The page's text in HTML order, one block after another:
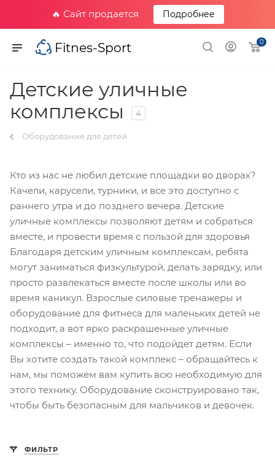
🔥 Сайт продается Подробнее
Fitnes-Sport 0
Детские уличные
комплексы
4
Оборудование для детей
Кто из нас не любил детские площадки во дворах?
Качели, карусели, турники, и все это доступно с
раннего утра и до позднего вечера. Детские
уличные комплексы позволяют детям и собраться
вместе, и провести время с пользой для здоровья
Благодаря детским уличным комплексам, ребята
могут заниматься физкультурой, делать зарядку, или
просто развлекаться вместе после школы или во
время каникул. Взрослые силовые тренажеры и
оборудование для фитнеса для маленьких детей не
подходит, а вот ярко раскрашенные уличные
комплексы – именно то, что подойдет детям. Если
Вы хотите создать такой комплекс – обращайтесь к
нам, мы поможем вам купить всю необходимую для
этого технику. Оборудование сконструировано так,
чтобы быть безопасным для мальчиков и девочек.
ФИЛЬТР